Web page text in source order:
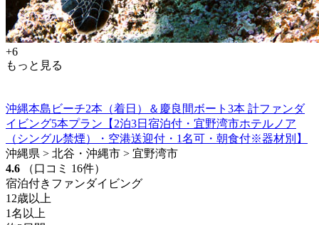
+6
もっと見る
沖縄本島ビーチ2本（着日）＆慶良間ボート3本 計ファンダ
イビング5本プラン【2泊3日宿泊付・宜野湾市ホテルノア
（シングル禁煙）・空港送迎付・1名可・朝食付※器材別】
沖縄県 > 北谷・沖縄市 > 宜野湾市
4.6
（口コミ 16件）
宿泊付きファンダイビング
12歳以上
1名以上